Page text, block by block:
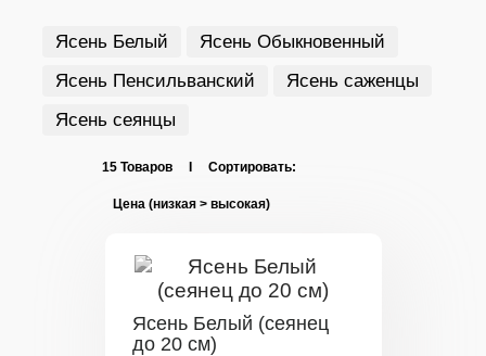
Ясень Белый
Ясень Обыкновенный
Ясень Пенсильванский
Ясень саженцы
Ясень сеянцы
15 Товаров I Сортировать:
Ясень Белый (сеянец
до 20 см)